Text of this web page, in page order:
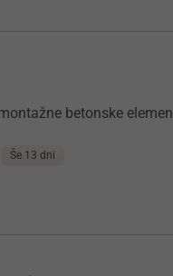
betonske
Še 13 dni